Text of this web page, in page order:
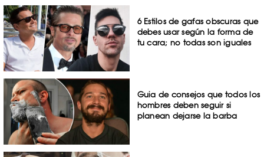
6 Estilos de gafas obscuras que
debes usar según la forma de
tu cara; no todas son iguales
Guia de consejos que todos los
hombres deben seguir si
planean dejarse la barba